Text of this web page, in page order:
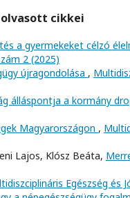
cikkei
a gyermekeket célzó
2 (2025)
újragondolása ,
álláspontja a kormány
Magyarországon ,
Lajos, Klósz Beáta,
Egészség és